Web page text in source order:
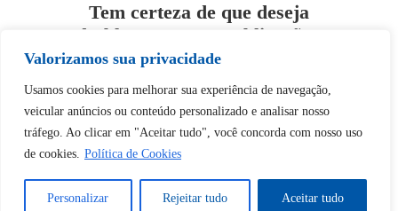
Valorizamos sua privacidade
Usamos cookies para melhorar sua experiência de navegação,
veicular anúncios ou conteúdo personalizado e analisar nosso
tráfego. Ao clicar em "Aceitar tudo", você concorda com nosso uso
de cookies. Política de Cookies
Personalizar Rejeitar tudo Aceitar tudo
Tem certeza de que deseja
desbloquear esta publicação?
Desbloquear esquerda : 0
Sim Não